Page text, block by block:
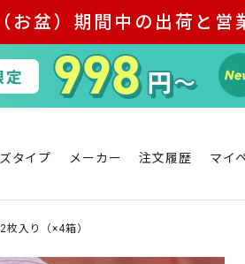
お盆）期間中の出荷と営
タイプ メーカー 注文履歴 マイ
入り（×4箱）